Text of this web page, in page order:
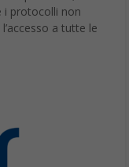
i protocolli non
a tutte le